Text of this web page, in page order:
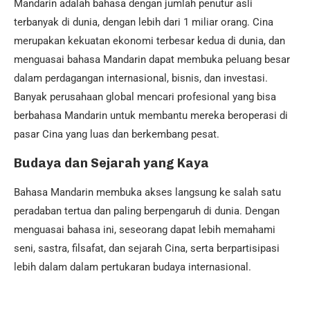
Mandarin adalah bahasa dengan jumlah penutur asli
terbanyak di dunia, dengan lebih dari 1 miliar orang. Cina
merupakan kekuatan ekonomi terbesar kedua di dunia, dan
menguasai bahasa Mandarin dapat membuka peluang besar
dalam perdagangan internasional, bisnis, dan investasi.
Banyak perusahaan global mencari profesional yang bisa
berbahasa Mandarin untuk membantu mereka beroperasi di
pasar Cina yang luas dan berkembang pesat.
Budaya dan Sejarah yang Kaya
Bahasa Mandarin membuka akses langsung ke salah satu
peradaban tertua dan paling berpengaruh di dunia. Dengan
menguasai bahasa ini, seseorang dapat lebih memahami
seni, sastra, filsafat, dan sejarah Cina, serta berpartisipasi
lebih dalam dalam pertukaran budaya internasional.